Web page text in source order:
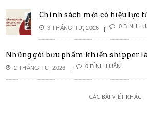
Chính sách mới có hiệu lực
3 THÁNG TƯ, 2026 0 BÌNH
Những gói bưu phẩm khiến shipper
2 THÁNG TƯ, 2026 0 BÌNH LUẬN
CÁC BÀI VIẾT KHÁC